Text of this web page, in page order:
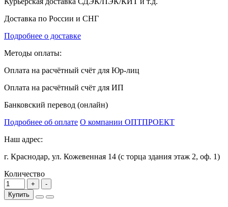
Доставка по России и СНГ
Подробнее о доставке
Методы оплаты:
Оплата на расчётный счёт для Юр-лиц
Оплата на расчётный счёт для ИП
Банковский перевод (онлайн)
Подробнее об оплате О компании ОПТПРОЕКТ
Наш адрес:
г. Краснодар, ул. Кожевенная 14 (с торца здания этаж 2, оф. 1)
Количество
Купить